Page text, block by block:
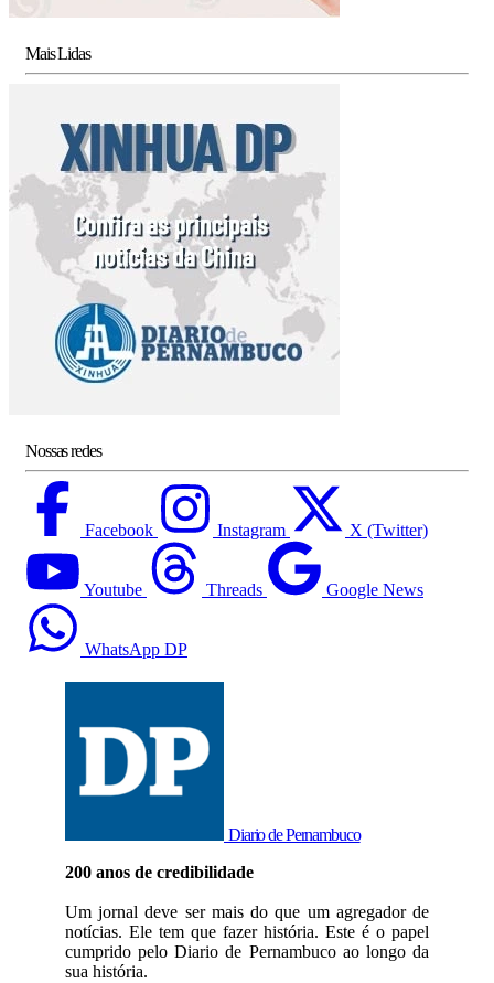
Mais Lidas
Nossas redes
Facebook Instagram X (Twitter)
Youtube Threads Google News
WhatsApp DP
Diario de Pernambuco
200 anos de credibilidade
Um jornal deve ser mais do que um agregador de
notícias. Ele tem que fazer história. Este é o papel
cumprido pelo Diario de Pernambuco ao longo da
sua história.